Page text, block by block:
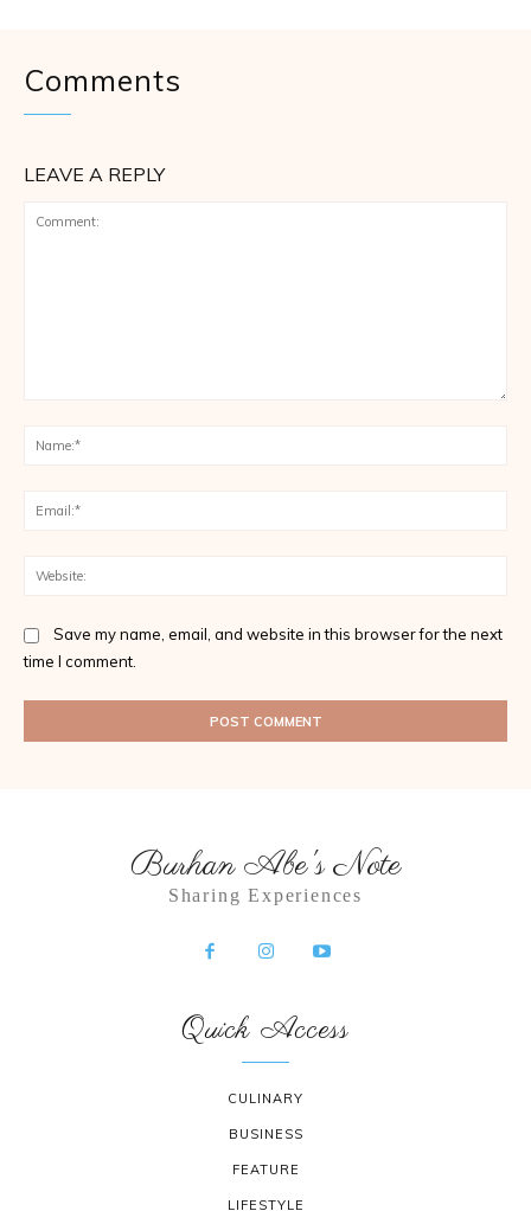
Comments
LEAVE A REPLY
Save my name, email, and website in this browser for the next
time I comment.
Burhan Abe's Note
Sharing Experiences
Quick Access
CULINARY
BUSINESS
FEATURE
LIFESTYLE